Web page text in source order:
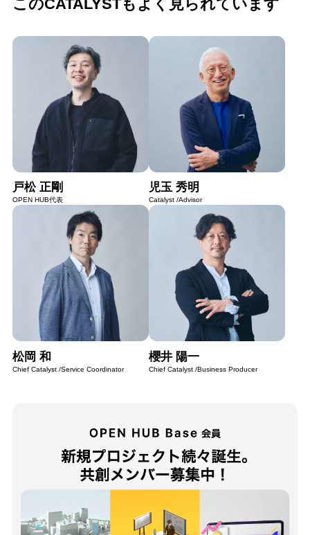
このCATALYSTもよく見られています
戸松 正剛
OPEN HUB代表
児玉 秀明
Catalyst /Advisor
松岡 和
Chief Catalyst /Service Coordinator
櫻井 陽一
Chief Catalyst /Business Producer